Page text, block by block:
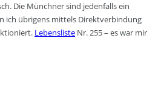
Die Münchner sind jedenfalls ein
ich übrigens mittels Direktverbindung
Lebensliste Nr. 255 – es war mir